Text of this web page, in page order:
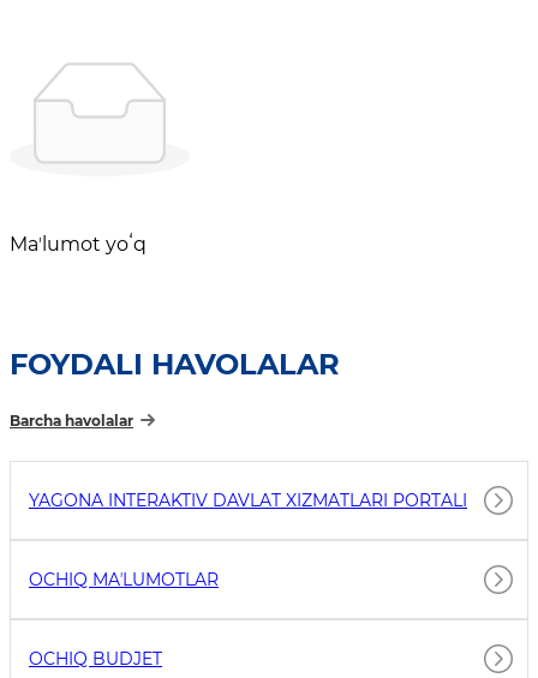
Maʼlumot yoʻq
FOYDALI HAVOLALAR
Barcha havolalar
YAGONA INTERAKTIV DAVLAT XIZMATLARI PORTALI
OCHIQ MAʼLUMOTLAR
OCHIQ BUDJET